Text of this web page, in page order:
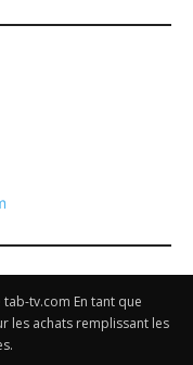
tv.com En tant que
les achats remplissant les